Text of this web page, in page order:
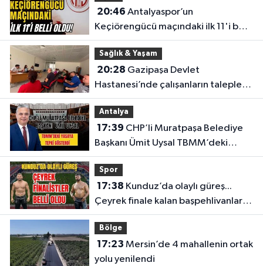
20:46
Keçiörengücü maçındaki ilk 11'i belli
oldu!
Sağlık & Yaşam
20:28
Hastanesi’nde çalışanların talepleri
masaya yatırıldı
Antalya
17:39
Başkanı Ümit Uysal TBMM’deki
yasaya tepki gösterdi
Spor
17:38
Çeyrek finale kalan başpehlivanlar
belli oldu
Bölge
17:23
yolu yenilendi